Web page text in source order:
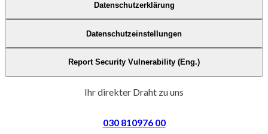
Datenschutzerklärung
Datenschutzeinstellungen
Report Security Vulnerability (Eng.)
Ihr direkter Draht zu uns
030 810976 00